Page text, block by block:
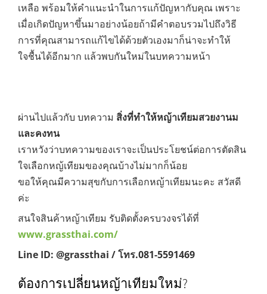
เหลือ พร้อมให้คำแนะนำในการแก้ปัญหากับคุณ เพราะ
เมื่อเกิดปัญหาขึ้นมาอย่างน้อยถ้ามีคำตอบรวมไปถึงวิธี
การที่คุณสามารถแก้ไขได้ด้วยตัวเองมาก็น่าจะทำให้
ใจชื้นได้อีกมาก แล้วพบกันใหม่ในบทความหน้า
ผ่านไปแล้วกับ บทความ สิ่งที่ทำให้หญ้าเทียมสวยงานม
และคงทน
เราหวังว่าบทความของเราจะเป็นประโยชน์ต่อการตัดสิน
ใจเลือกหญ้เทียมของคุณบ้างไม่มากก็น้อย
ขอให้คุณมีความสุขกับการเลือกหญ้าเทียมนะคะ สวัสดี
ค่ะ
สนใจสินค้าหญ้าเทียม รับติดตั้งครบวงจรได้ที่
www.grassthai.com/
Line ID: @grassthai / โทร.081-5591469
ต้องการเปลี่ยนหญ้าเทียมใหม่?